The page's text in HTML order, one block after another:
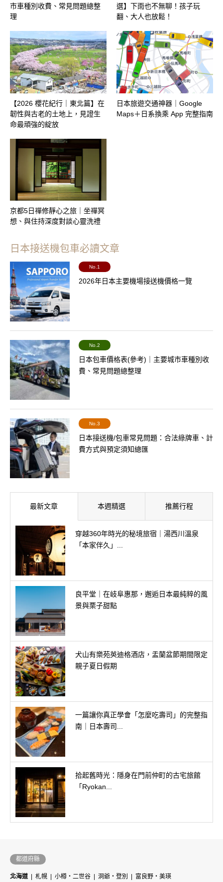
市車種別收費、常見問題總整
理
選】下雨也不無聊！孩子玩
翻、大人也放鬆！
【2026 櫻花紀行｜東北篇】在
韌性與古老的土地上，見證生
命最頑強的綻放
日本旅遊交通神器｜Google
Maps＋日系換乘 App 完整指南
京都5日禪修靜心之旅｜坐禪冥
想、與住持深度對談心靈洗禮
日本接送機包車必讀文章
No.1
2026年日本主要機場接送機價格一覽
No.2
日本包車價格表(參考)｜主要城市車種別收
費、常見問題總整理
No.3
日本接送機/包車常見問題：合法綠牌車、計
費方式與預定須知總匯
最新文章 本週精選 推薦行程
穿越360年時光的秘境旅宿｜湯西川溫泉
「本家伴久」...
良平堂｜在岐阜惠那，邂逅日本最純粹的風
景與栗子甜點
犬山有樂苑英迪格酒店，盂蘭盆節期間限定
親子夏日假期
一篇讓你真正學會「怎麼吃壽司」的完整指
南｜日本壽司...
拾起舊時光：隱身在門前仲町的古宅旅館
「Ryokan...
都道府縣
北海道 札幌 小樽・二世谷 洞爺・登別 富良野・美瑛